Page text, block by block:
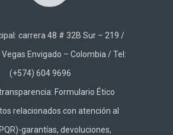
carrera 48 # 32B Sur – 219 /
Envigado – Colombia / Tel:
(+574) 604 9696
Formulario Ético
relacionados con atención al
garantías, devoluciones,